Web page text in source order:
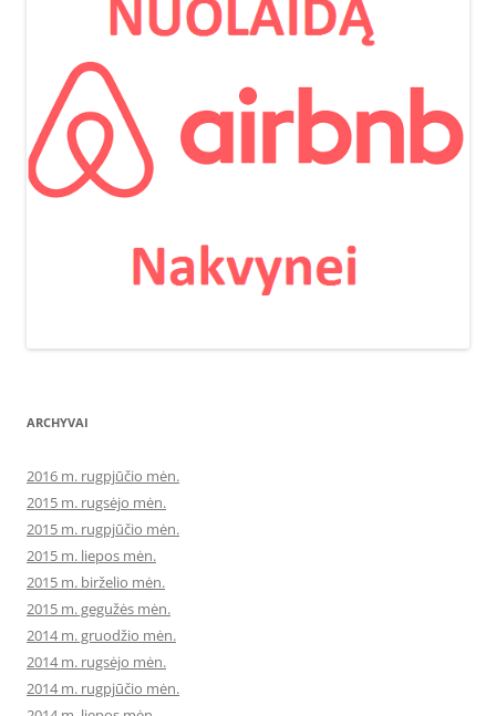
ARCHYVAI
2016 m. rugpjūčio mėn.
2015 m. rugsėjo mėn.
2015 m. rugpjūčio mėn.
2015 m. liepos mėn.
2015 m. birželio mėn.
2015 m. gegužės mėn.
2014 m. gruodžio mėn.
2014 m. rugsėjo mėn.
2014 m. rugpjūčio mėn.